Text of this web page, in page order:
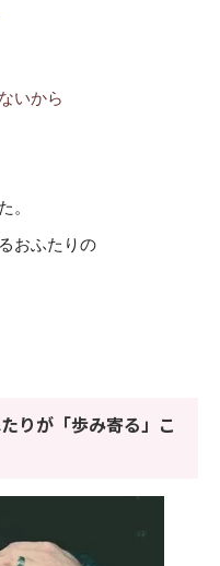
いから
。
おふたりの
りが「歩み寄る」こ